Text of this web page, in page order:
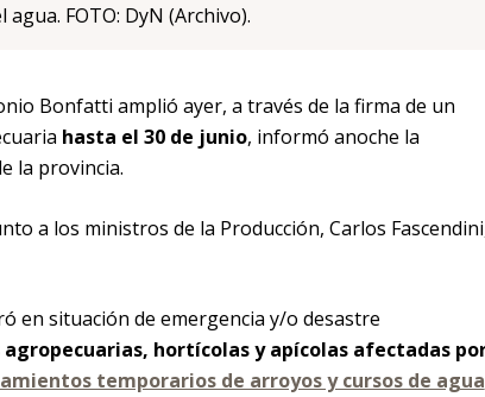
FOTO: DyN (Archivo).
Bonfatti amplió ayer, a través de la firma de un
hasta el 30 de junio, informó anoche la
la provincia.
a los ministros de la Producción, Carlos
en situación de emergencia y/o desastre
hortícolas y apícolas afectadas
temporarios de arroyos y cursos de agua